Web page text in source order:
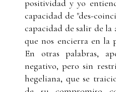
positividad y yo
capacidad de "des-
capacidad de salir de
que nos encierra en la
En otras palabras,
negativo, pero sin
hegeliana, que se